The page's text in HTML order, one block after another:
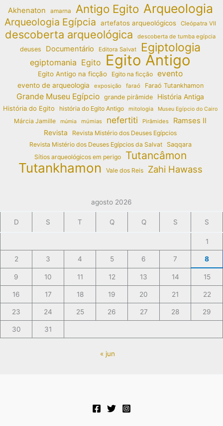
Akhenaton amarna Antigo Egito Arqueologia
Arqueologia Egípcia artefatos arqueológicos Cleópatra VII
descoberta arqueológica descoberta de tumba egípcia
deuses Documentário Editora Salvat Egiptologia
egiptomania Egito Egito Antigo
Egito Antigo na ficção Egito na ficção evento
evento de arqueologia exposição faraó Faraó Tutankhamon
Grande Museu Egípcio grande pirâmide
História Antiga
História do Egito
história do Egito Antigo mitologia Museu Egípcio do Cairo
Márcia Jamille múmia múmias nefertiti Pirâmides Ramses II
Revista
Revista Mistério dos Deuses Egípcios
Revista Mistério dos Deuses Egípcios da Salvat
Saqqara
Sítios arqueológicos em perigo
Tutancâmon
Tutankhamon Vale dos Reis Zahi Hawass
agosto 2026
D S T Q Q S S
1
2 3 4 5 6 7 8
9 10 11 12 13 14 15
16 17 18 19 20 21 22
23 24 25 26 27 28 29
30 31
« jun